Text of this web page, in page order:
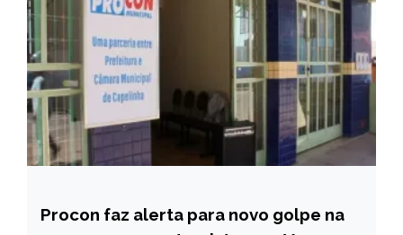
CAPELINHA
Procon faz alerta para novo golpe na